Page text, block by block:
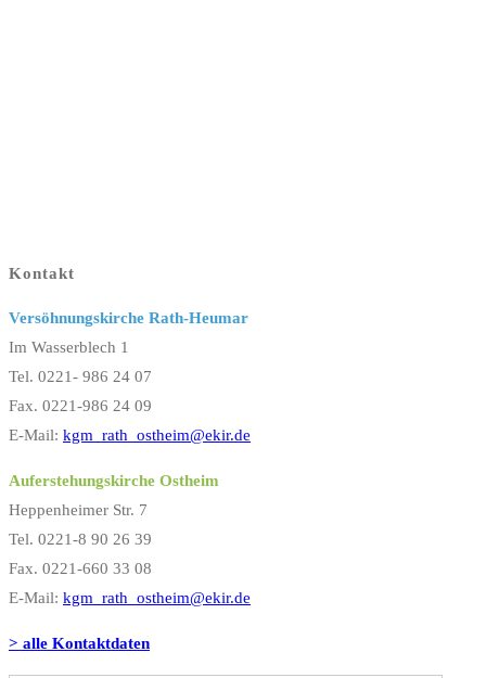
Kontakt
Versöhnungskirche Rath-Heumar
Im Wasserblech 1
Tel. 0221- 986 24 07
Fax. 0221-986 24 09
E-Mail: kgm_rath_ostheim@ekir.de
Auferstehungskirche Ostheim
Heppenheimer Str. 7
Tel. 0221-8 90 26 39
Fax. 0221-660 33 08
E-Mail: kgm_rath_ostheim@ekir.de
> alle Kontaktdaten